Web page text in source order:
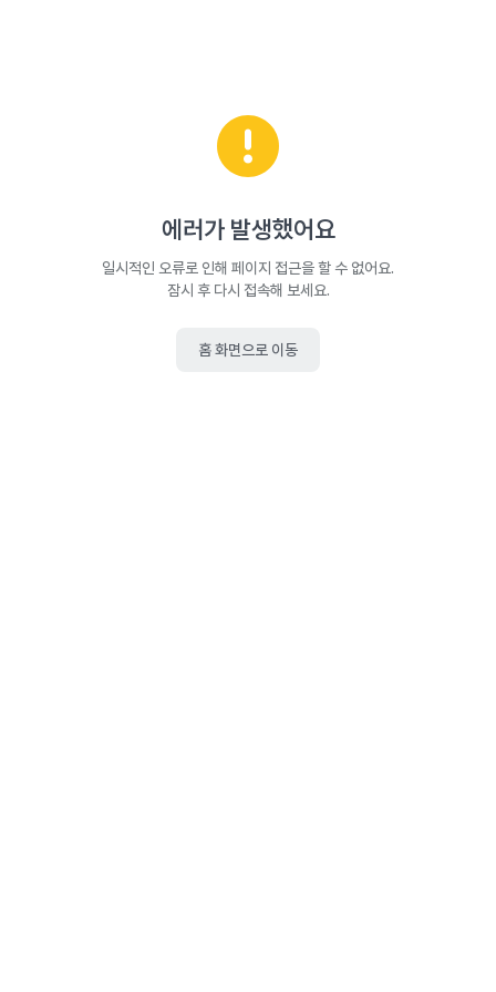
에러가 발생했어요
일시적인 오류로 인해 페이지 접근을 할 수 없어요.
잠시 후 다시 접속해 보세요.
홈 화면으로 이동